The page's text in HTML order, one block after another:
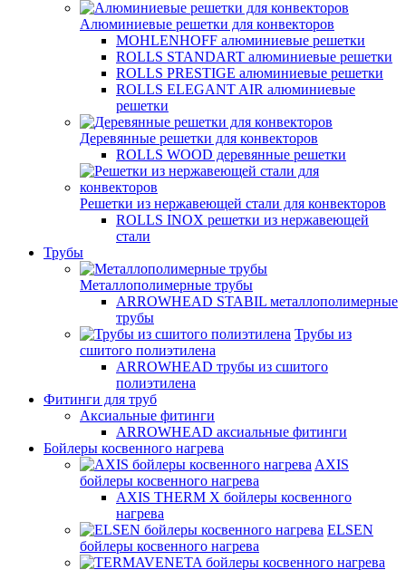
Алюминиевые решетки для конвекторов
MOHLENHOFF алюминиевые решетки
ROLLS STANDART алюминиевые решетки
ROLLS PRESTIGE алюминиевые решетки
ROLLS ELEGANT AIR алюминиевые
решетки
Деревянные решетки для конвекторов
ROLLS WOOD деревянные решетки
Решетки из нержавеющей стали для конвекторов
ROLLS INOX решетки из нержавеющей
стали
Трубы
Металлополимерные трубы
ARROWHEAD STABIL металлополимерные
трубы
Трубы из
сшитого полиэтилена
ARROWHEAD трубы из сшитого
полиэтилена
Фитинги для труб
Аксиальные фитинги
ARROWHEAD аксиальные фитинги
Бойлеры косвенного нагрева
AXIS
бойлеры косвенного нагрева
AXIS THERM X бойлеры косвенного
нагрева
ELSEN
бойлеры косвенного нагрева